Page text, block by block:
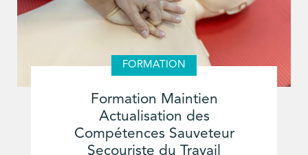
FORMATION
Formation Maintien
Actualisation des
Compétences Sauveteur
Secouriste du Travail